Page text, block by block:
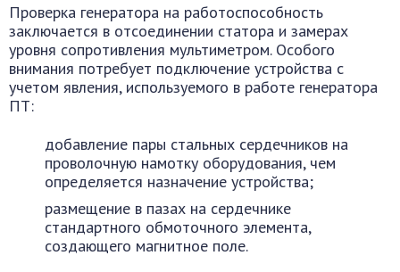
Проверка генератора на работоспособность
заключается в отсоединении статора и замерах
уровня сопротивления мультиметром. Особого
внимания потребует подключение устройства с
учетом явления, используемого в работе генератора
ПТ:
добавление пары стальных сердечников на
проволочную намотку оборудования, чем
определяется назначение устройства;
размещение в пазах на сердечнике
стандартного обмоточного элемента,
создающего магнитное поле.